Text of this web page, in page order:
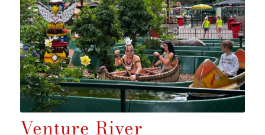
Venture River